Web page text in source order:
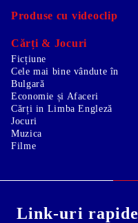
Produse cu videoclip
Cărți & Jocuri
Ficțiune
Cele mai bine vândute în
Bulgară
Economie și Afaceri
Cărți in Limba Engleză
Jocuri
Muzica
Filme
Link-uri rapide